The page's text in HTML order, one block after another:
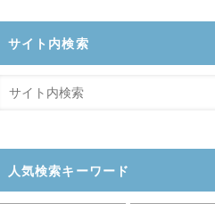
サイト内検索
人気検索キーワード